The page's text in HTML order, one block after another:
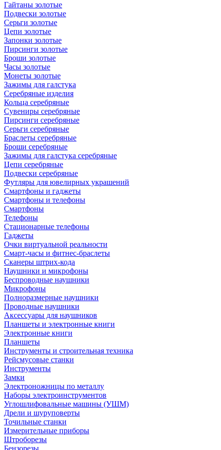
Гайтаны золотые
Подвески золотые
Серьги золотые
Цепи золотые
Запонки золотые
Пирсинги золотые
Броши золотые
Часы золотые
Монеты золотые
Зажимы для галстука
Серебряные изделия
Кольца серебряные
Сувениры серебряные
Пирсинги серебряные
Серьги серебряные
Браслеты серебряные
Броши серебряные
Зажимы для галстука серебряные
Цепи серебряные
Подвески серебряные
Футляры для ювелирных украшений
Смартфоны и гаджеты
Смартфоны и телефоны
Смартфоны
Телефоны
Стационарные телефоны
Гаджеты
Очки виртуальной реальности
Смарт-часы и фитнес-браслеты
Сканеры штрих-кода
Наушники и микрофоны
Беспроводные наушники
Микрофоны
Полноразмерные наушники
Проводные наушники
Аксессуары для наушников
Планшеты и электронные книги
Электронные книги
Планшеты
Инструменты и строительная техника
Рейсмусовые станки
Инструменты
Замки
Электроножницы по металлу
Наборы электроинструментов
Углошлифовальные машины (УШМ)
Дрели и шуруповерты
Точильные станки
Измерительные приборы
Штроборезы
Бензорезы